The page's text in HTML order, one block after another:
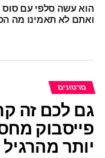
הוא עשה סלפי עם סוס
ואתם לא תאמינו מה
סרטונים
גם לכם זה
פייסבוק
יותר מהרגיל